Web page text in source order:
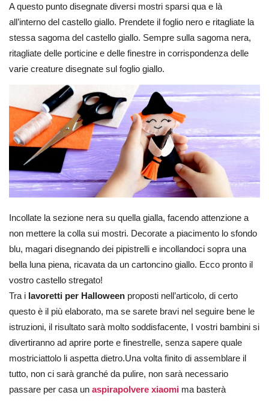
A questo punto disegnate diversi mostri sparsi qua e là
all’interno del castello giallo. Prendete il foglio nero e ritagliate la
stessa sagoma del castello giallo. Sempre sulla sagoma nera,
ritagliate delle porticine e delle finestre in corrispondenza delle
varie creature disegnate sul foglio giallo.
Incollate la sezione nera su quella gialla, facendo attenzione a
non mettere la colla sui mostri. Decorate a piacimento lo sfondo
blu, magari disegnando dei pipistrelli e incollandoci sopra una
bella luna piena, ricavata da un cartoncino giallo. Ecco pronto il
vostro castello stregato!
Tra i lavoretti per Halloween proposti nell’articolo, di certo
questo è il più elaborato, ma se sarete bravi nel seguire bene le
istruzioni, il risultato sarà molto soddisfacente, I vostri bambini si
divertiranno ad aprire porte e finestrelle, senza sapere quale
mostriciattolo li aspetta dietro.Una volta finito di assemblare il
tutto, non ci sarà granché da pulire, non sarà necessario
passare per casa un aspirapolvere xiaomi ma basterà